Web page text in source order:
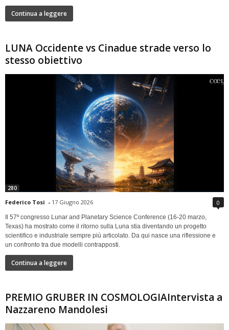
Continua a leggere
LUNA Occidente vs Cinadue strade verso lo
stesso obiettivo
280
Federico Tosi - 17 Giugno 2026 0
Il 57º congresso Lunar and Planetary Science Conference (16-20 marzo,
Texas) ha mostrato come il ritorno sulla Luna stia diventando un progetto
scientifico e industriale sempre più articolato. Da qui nasce una riflessione e
un confronto tra due modelli contrapposti.
Continua a leggere
PREMIO GRUBER IN COSMOLOGIAIntervista a
Nazzareno Mandolesi